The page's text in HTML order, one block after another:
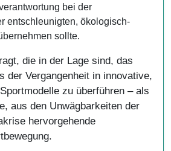
bei der
entschleunigten, ökologisch-
sollte.
die in der Lage sind, das
der Vergangenheit in innovative,
zu überführen – als
aus den Unwägbarkeiten der
hervorgehende